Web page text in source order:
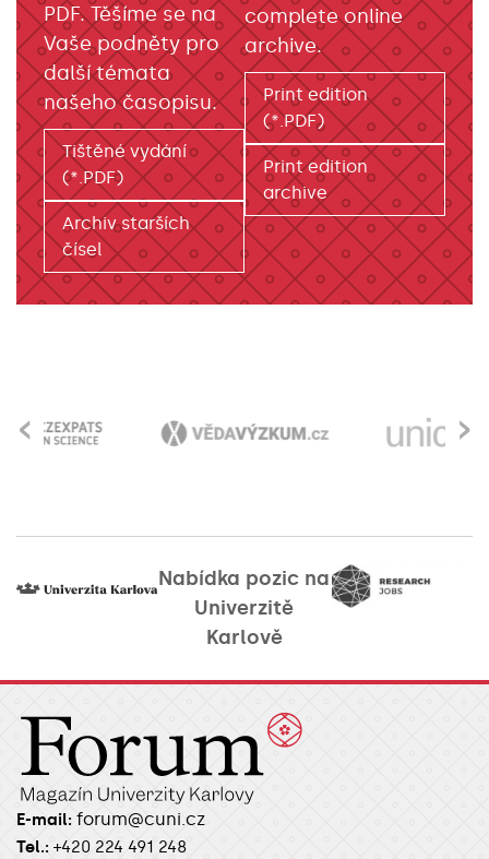
PDF. Těšíme se na
Vaše podněty pro
další témata
našeho časopisu.
Tištěné vydání
(*.PDF)
Archiv starších
čísel
complete online
archive.
Print edition
(*.PDF)
Print edition
archive
›
‹
Nabídka pozic na
Univerzitě
Karlově
E-mail: forum@cuni.cz
Tel.: +420 224 491 248